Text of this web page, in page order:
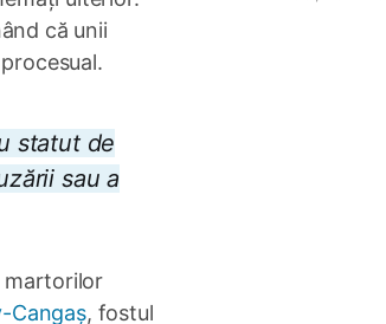
că unii
statut de
sau a
martorilor
Cangaș, fostul